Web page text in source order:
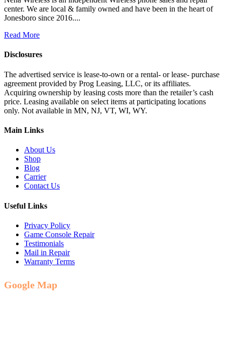
center. We are local & family owned and have been in the heart of
Jonesboro since 2016....
Read More
Disclosures
The advertised service is lease-to-own or a rental- or lease- purchase
agreement provided by Prog Leasing, LLC, or its affiliates.
Acquiring ownership by leasing costs more than the retailer’s cash
price. Leasing available on select items at participating locations
only. Not available in MN, NJ, VT, WI, WY.
Main Links
About Us
Shop
Blog
Carrier
Contact Us
Useful Links
Privacy Policy
Game Console Repair
Testimonials
Mail in Repair
Warranty Terms
Google Map